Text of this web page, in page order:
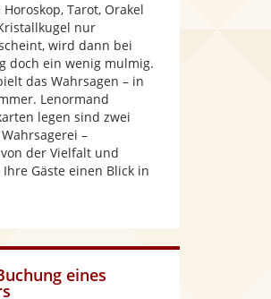
Tarot, Orakel
nur
wird dann bei
doch ein wenig mulmig.
das Wahrsagen – in
Lenormand
legen sind zwei
–
der Vielfalt und
Gäste einen Blick in
eines